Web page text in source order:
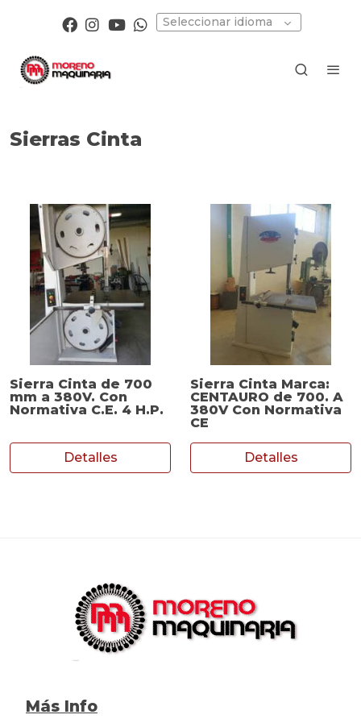
Seleccionar idioma
Sierras Cinta
Sierra Cinta de 700
mm a 380V. Con
Normativa C.E. 4 H.P.
Detalles
Sierra Cinta Marca:
CENTAURO de 700. A
380V Con Normativa
CE
Detalles
Más Info